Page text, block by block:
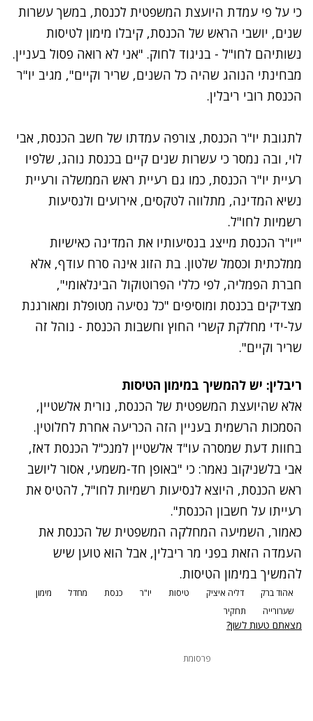
כי על פי עמדת היועצת המשפטית לכנסת, במשך עשרות
שנים, יושבי הראש של הכנסת, קיבלו מימון לטיסות
נשותיהם לחו"ל - בניגוד לחוק. "אני לא רואה פסול בעניין.
מבחינתי הנוהג שהיה כל השנים, שריר וקיים", מגיב יו"ר
הכנסת רובי ריבלין.
לתגובת יו"ר הכנסת, צורפה עמדתו של חשב הכנסת, אבי
לוי, ובה נמסר כי עשרות שנים קיים בכנסת נוהג, שלפיו
רעיית יו"ר הכנסת, כמו גם רעיית ראש הממשלה ורעיית
נשיא המדינה, מתלווה לטקסים, אירועים ולנסיעות
רשמיות לחו"ל.
"יו"ר הכנסת מייצג בנסיעותיו את המדינה כאישיות
ממלכתית וכסמל שלטון. בת הזוג אינה סרח עודף, אלא
חברת הפמליה, לפי כללי הפרוטוקול הבינלאומי",
מצדיקים בכנסת ומוסיפים "כל נסיעה מטופלת ומאורגנת
על-ידי מחלקת קשרי החוץ וחשבות הכנסת - נוהל זה
שריר וקיים".
ריבלין: יש להמשיך במימון הטיסות
אלא שהיועצת המשפטית של הכנסת, נורית אלשטיין,
הסמכות הרשמית בעניין הזה הכריעה אחרת לחלוטין.
בחוות דעת שמסרה עו"ד אלשטיין למנכ"ל הכנסת דאז,
אבי בלשניקוב נאמר: כי "באופן חד-משמעי, אסור ליושב
ראש הכנסת, היוצא לנסיעות רשמיות לחו"ל, להטיס את
רעייתו על חשבון הכנסת".
כאמור, השמיעה המחלקה המשפטית של הכנסת את
העמדה הזאת בפני מר ריבלין, אבל הוא טוען שיש
להמשיך במימון הטיסות.
אהוד ברק דליה איציק טיסות יו"ר כנסת מחדל
מימון
שערורייה
תחקיר
מצאתם טעות לשון?
פרסומת